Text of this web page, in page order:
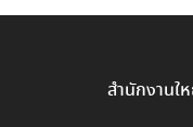
สำนักงานใ